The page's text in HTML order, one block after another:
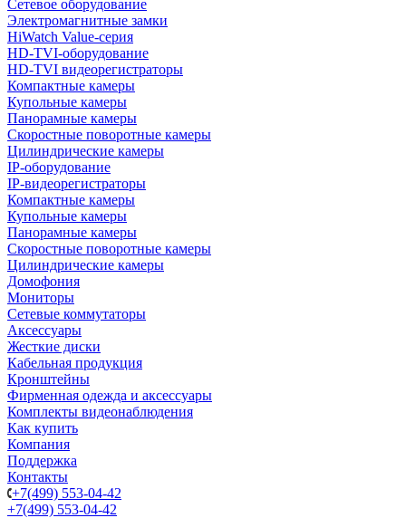
Сетевое оборудование
Электромагнитные замки
HiWatch Value-серия
HD-TVI-оборудование
HD-TVI видеорегистраторы
Компактные камеры
Купольные камеры
Панорамные камеры
Скоростные поворотные камеры
Цилиндрические камеры
IP-оборудование
IP-видеорегистраторы
Компактные камеры
Купольные камеры
Панорамные камеры
Скоростные поворотные камеры
Цилиндрические камеры
Домофония
Мониторы
Сетевые коммутаторы
Аксессуары
Жесткие диски
Кабельная продукция
Кронштейны
Фирменная одежда и аксессуары
Комплекты видеонаблюдения
Как купить
Компания
Поддержка
Контакты
+7(499) 553-04-42
+7(499) 553-04-42